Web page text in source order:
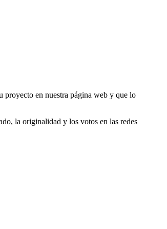
proyecto en nuestra página web y que lo
la originalidad y los votos en las redes